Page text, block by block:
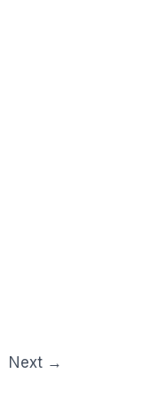
Next →